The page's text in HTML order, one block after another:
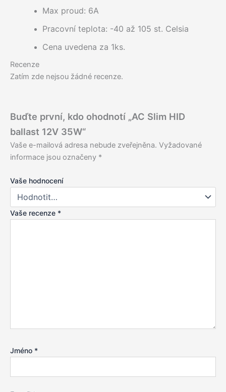
Max proud: 6A
Pracovní teplota: -40 až 105 st. Celsia
Cena uvedena za 1ks.
Recenze
Zatím zde nejsou žádné recenze.
Buďte první, kdo ohodnotí „AC Slim HID
ballast 12V 35W“
Vaše e-mailová adresa nebude zveřejněna. Vyžadované
informace jsou označeny *
Vaše hodnocení
Vaše recenze *
Jméno *